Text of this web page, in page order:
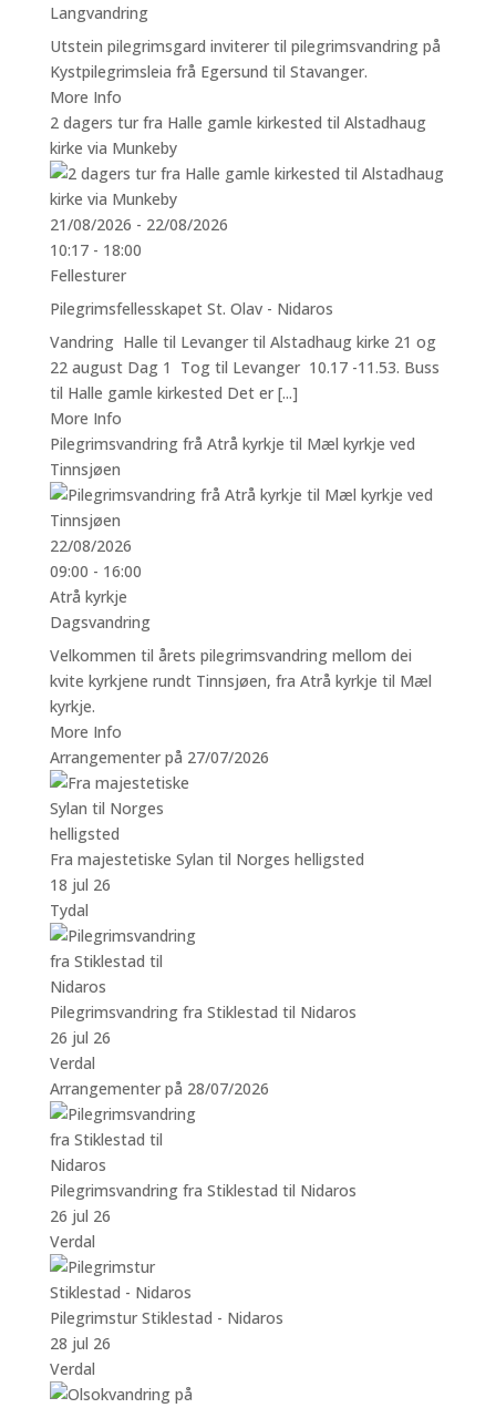
Langvandring
Utstein pilegrimsgard inviterer til pilegrimsvandring på
Kystpilegrimsleia frå Egersund til Stavanger.
More Info
2 dagers tur fra Halle gamle kirkested til Alstadhaug
kirke via Munkeby
21/08/2026 - 22/08/2026
10:17 - 18:00
Fellesturer
Pilegrimsfellesskapet St. Olav - Nidaros
Vandring Halle til Levanger til Alstadhaug kirke 21 og
22 august Dag 1 Tog til Levanger 10.17 -11.53. Buss
til Halle gamle kirkested Det er [...]
More Info
Pilegrimsvandring frå Atrå kyrkje til Mæl kyrkje ved
Tinnsjøen
22/08/2026
09:00 - 16:00
Atrå kyrkje
Dagsvandring
Velkommen til årets pilegrimsvandring mellom dei
kvite kyrkjene rundt Tinnsjøen, fra Atrå kyrkje til Mæl
kyrkje.
More Info
Arrangementer på 27/07/2026
Fra majestetiske Sylan til Norges helligsted
18 jul 26
Tydal
Pilegrimsvandring fra Stiklestad til Nidaros
26 jul 26
Verdal
Arrangementer på 28/07/2026
Pilegrimsvandring fra Stiklestad til Nidaros
26 jul 26
Verdal
Pilegrimstur Stiklestad - Nidaros
28 jul 26
Verdal